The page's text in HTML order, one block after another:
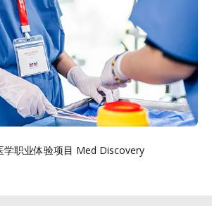
学职业体验项目 Med Discovery